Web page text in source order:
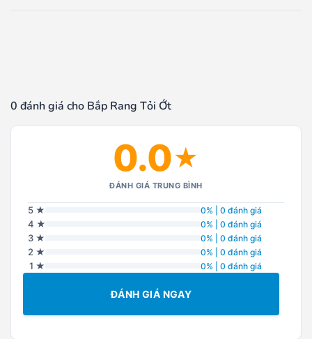
0 đánh giá cho Bắp Rang Tỏi Ớt
0.0★
ĐÁNH GIÁ TRUNG BÌNH
5 ★ 0% | 0 đánh giá
4 ★ 0% | 0 đánh giá
3 ★ 0% | 0 đánh giá
2 ★ 0% | 0 đánh giá
1 ★ 0% | 0 đánh giá
ĐÁNH GIÁ NGAY